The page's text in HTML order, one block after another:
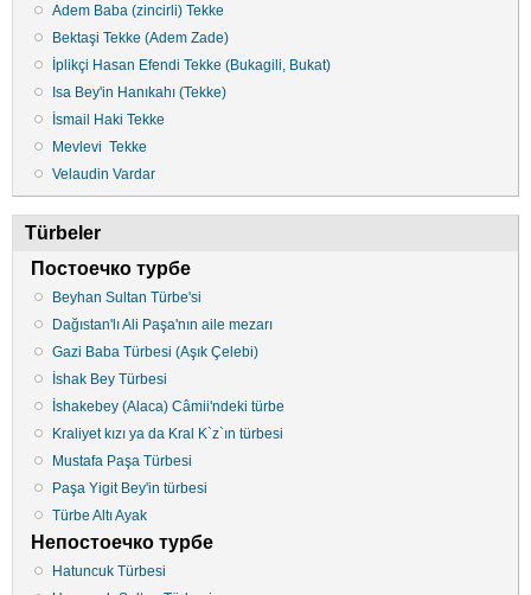
Adem Baba (zincirli) Tekke
Bektaşi Tekke (Adem Zade)
İplikçi Hasan Efendi Tekke (Bukagili, Bukat)
Isa Bey'in Hanıkahı (Tekke)
İsmail Haki Tekke
Mevlevi Tekke
Velaudin Vardar
Türbeler
Постоечко турбе
Beyhan Sultan Türbe'si
Dağıstan'lı Ali Paşa'nın aile mezarı
Gazi Baba Türbesi (Aşık Çelebi)
İshak Bey Türbesi
İshakebey (Alaca) Câmii'ndeki türbe
Kraliyet kızı ya da Kral K`z`ın türbesi
Mustafa Paşa Türbesi
Paşa Yigit Bey'in türbesi
Türbe Altı Ayak
Непостоечко турбе
Hatuncuk Türbesi